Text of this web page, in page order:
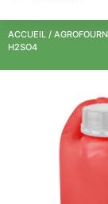
ACCUEIL /
H2SO4